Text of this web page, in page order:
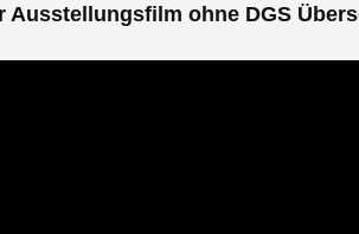
Ausstellungsfilm ohne DGS